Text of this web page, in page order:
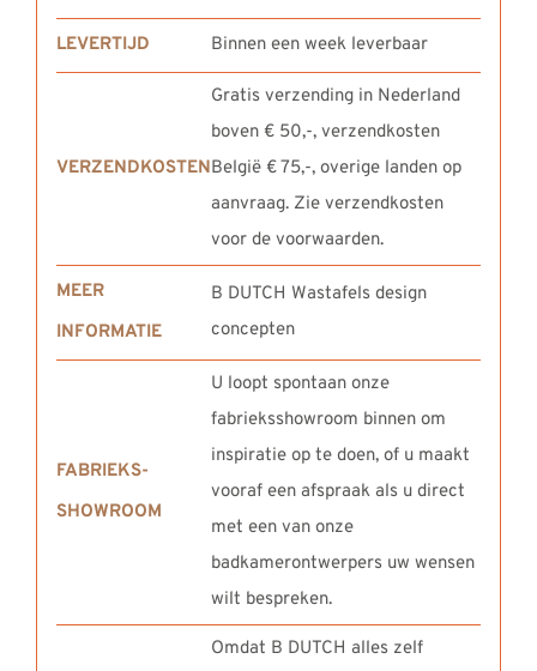
LEVERTIJD Binnen een week leverbaar
VERZENDKOSTEN
Gratis verzending in Nederland
boven € 50,-, verzendkosten
België € 75,-, overige landen op
aanvraag. Zie verzendkosten
voor de voorwaarden.
MEER
INFORMATIE
B DUTCH Wastafels design
concepten
FABRIEKS-
SHOWROOM
U loopt spontaan onze
fabrieksshowroom binnen om
inspiratie op te doen, of u maakt
vooraf een afspraak als u direct
met een van onze
badkamerontwerpers uw wensen
wilt bespreken.
Omdat B DUTCH alles zelf